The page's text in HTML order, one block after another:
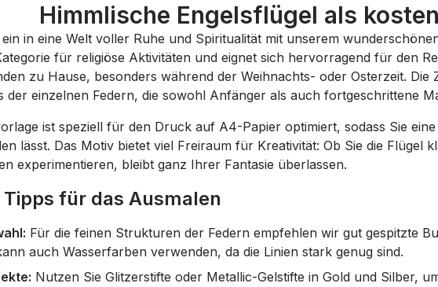
Himmlische Engelsflügel als
in eine Welt voller Ruhe und Spiritualität mit unserem
für religiöse Aktivitäten und eignet sich hervorragend für den
zu Hause, besonders während der Weihnachts- oder Osterzeit.
der einzelnen Federn, die sowohl Anfänger als auch fortgeschrittene
ist speziell für den Druck auf A4-Papier optimiert, sodass Sie
lässt. Das Motiv bietet viel Freiraum für Kreativität: Ob Sie die Flügel
experimentieren, bleibt ganz Ihrer Fantasie überlassen.
Tipps für das Ausmalen
Für die feinen Strukturen der Federn empfehlen wir gut gespitzte
auch Wasserfarben verwenden, da die Linien stark genug sind.
Nutzen Sie Glitzerstifte oder Metallic-Gelstifte in Gold und Silber,